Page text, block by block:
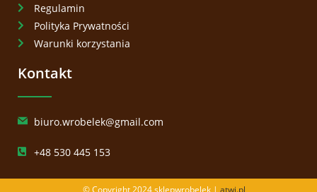
Regulamin
Polityka Prywatności
Warunki korzystania
Kontakt
biuro.wrobelek@gmail.com
+48 530 445 153
© Copyright 2024 sklepwrobelek | atwi.pl